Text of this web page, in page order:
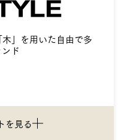
」を用いた自由で多
ド